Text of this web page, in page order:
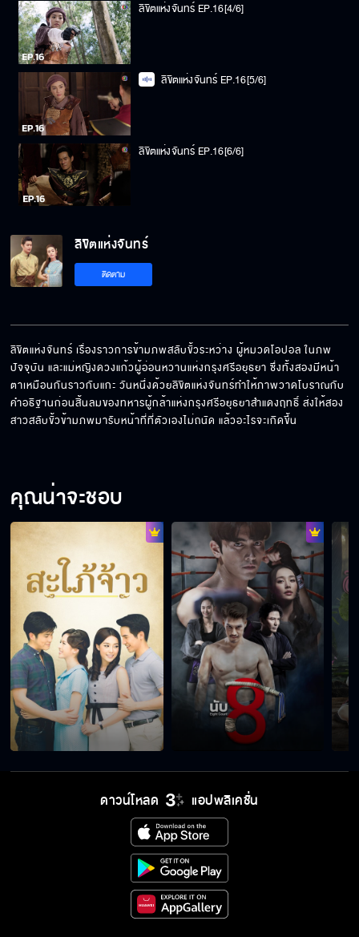
ลิขิตแห่งจันทร์ EP.16[4/6]
ลิขิตแห่งจันทร์ EP.16[5/6]
ลิขิตแห่งจันทร์ EP.16[6/6]
ลิขิตแห่งจันทร์
ติดตาม
ลิขิตแห่งจันทร์ เรื่องราวการข้ามภพสลับขั้วระหว่าง ผู้หมวดโอปอล ในภพ
ปัจจุบัน และแม่หญิงดวงแก้วผู้อ่อนหวานแห่งกรุงศรีอยุธยา ซึ่งทั้งสองมีหน้า
ตาเหมือนกันราวกับแกะ วันหนึ่งด้วยลิขิตแห่งจันทร์ทำให้ภาพวาดโบราณกับ
คำอธิฐานก่อนสิ้นลมของทหารผู้กล้าแห่งกรุงศรีอยุธยาสำแดงฤทธิ์ ส่งให้สอง
สาวสลับขั้วข้ามภพมารับหน้าที่ที่ตัวเองไม่ถนัด แล้วอะไรจะเกิดขึ้น
คุณน่าจะชอบ
ดาวน์โหลด แอปพลิเคชั่น